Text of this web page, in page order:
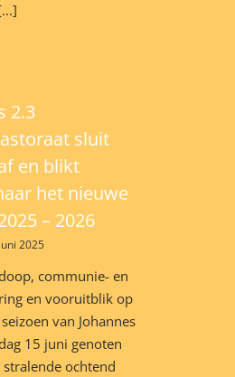
2.3
sluit
en blikt
het nieuwe
– 2026
2025
communie- en
en vooruitblik op
van Johannes
15 juni genoten
ochtend